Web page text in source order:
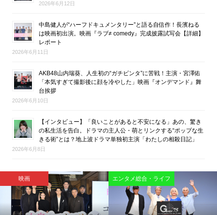
2026年6月12日
中島健人が“ハーフドキュメンタリー”と語る自信作！長濱ねる
は映画初出演。映画『ラブ≠ comedy』完成披露試写会【詳細】
レポート
2026年6月11日
AKB48山内瑞葵、人生初の“ガチビンタ”に苦戦！主演・宮澤佑
「本気すぎて撮影後に顔を冷やした」映画『オンデマンド』舞
台挨拶
2026年6月10日
【インタビュー】「良いことがあると不安になる」あの、驚き
の私生活を告白。ドラマの主人公・萌とリンクする“ポップな生
きる術”とは？地上波ドラマ単独初主演「わたしの相殺日記」
2026年6月8日
映画 映画